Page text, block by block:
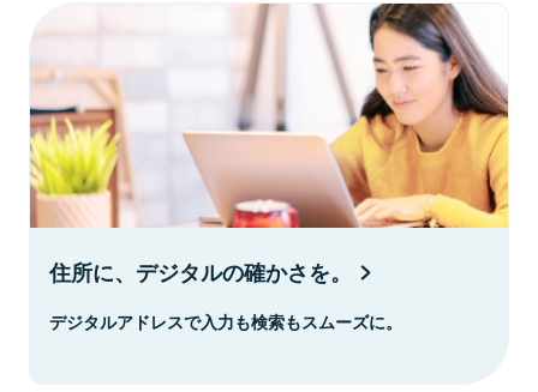
住所に、デジタルの確かさを。
デジタルアドレスで入力も検索もスムーズに。